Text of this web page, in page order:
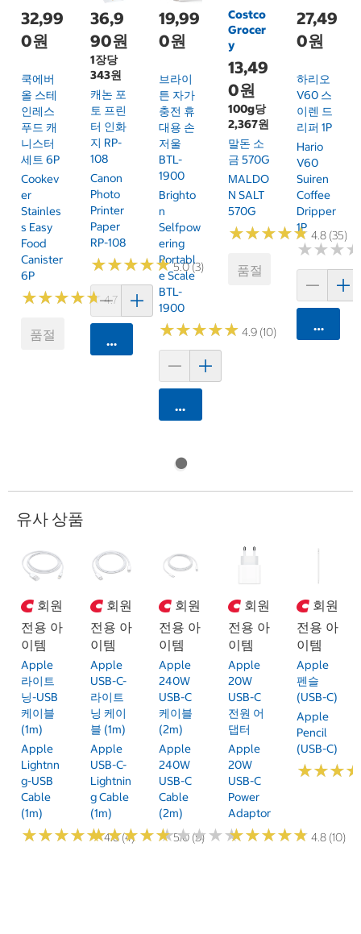
32,99
0원
쿡에버
올 스테
인레스
푸드 캐
니스터
세트 6P
Cookev
Er
Stainles
S Easy
Food
Canister
6P
★★★★★
★★★★★4.7 (34)
품절
36,9
90원
1장당
343원
캐논 포
토 프린
터 인화
지 RP-
108
Canon
Photo
Printer
Paper
RP-108
★★★★★
★★★★★5.0 (3)
카트에 담기
19,99
0원
브라이
튼 자가
충전 휴
대용 손
저울
BTL-
1900
Brighto
N
Selfpow
Ering
Portabl
E Scale
BTL-
1900
★★★★★
★★★★★ 4.9 (10)
카트에 담기
Costco
Grocer
y
13,49
0원
100g당
2,367원
말돈 소
금 570G
MALDO
N SALT
570G
★★★★★
★★★★★ 4.8 (35)
품절
27,49
0원
하리오
V60 스
이렌 드
리퍼 1P
Hario
V60
Suiren
Coffee
Dripper
1P
★★★
★★★
카트에
유사 상품
회원
전용 아
이템
Apple
라이트
닝-USB
케이블
(1m)
Apple
Lightnn
G-USB
Cable
(1m)
★★★★★
★★★★★4.8 (4)
회원
전용 아
이템
Apple
USB-C-
라이트
닝 케이
블 (1m)
Apple
USB-C-
Lightnin
G Cable
(1m)
★★★★★
★★★★★5.0 (5)
회원
전용 아
이템
Apple
240W
USB-C
케이블
(2m)
Apple
240W
USB-C
Cable
(2m)
★★★★★
★★★★★
회원
전용 아
이템
Apple
20W
USB-C
전원 어
댑터
Apple
20W
USB-C
Power
Adaptor
★★★★★
★★★★★ 4.8 (10)
회원
전용 아
이템
Apple
펜슬
(USB-C)
Apple
Pencil
(USB-C)
★★★
★★★